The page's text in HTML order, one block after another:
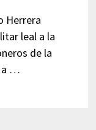
Herrera
leal a la
de la
a …